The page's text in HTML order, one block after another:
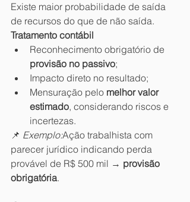
Existe maior probabilidade de saída
de recursos do que de não saída.
Tratamento contábil
Reconhecimento obrigatório de
provisão no passivo;
Impacto direto no resultado;
Mensuração pelo melhor valor
estimado, considerando riscos e
incertezas.
📌 Exemplo:Ação trabalhista com
parecer jurídico indicando perda
provável de R$ 500 mil → provisão
obrigatória.